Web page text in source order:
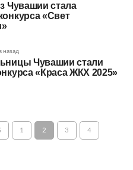
Чувашии стала
«Свет
назад
Чувашии стали
«Краса ЖКХ 2025»
1 2 3 4